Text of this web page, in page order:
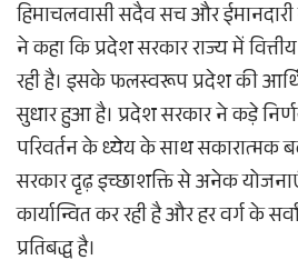
हिमाचलवासी सदैव सच और
ने कहा कि प्रदेश सरकार राज्य में
रही है। इसके फलस्वरूप प्रदेश की
सुधार हुआ है। प्रदेश सरकार ने कड़े
परिवर्तन के ध्येय के साथ सकारात्मक
सरकार दृढ़ इच्छाशक्ति से अनेक
कार्यान्वित कर रही है और हर वर्ग के
प्रतिबद्ध है।